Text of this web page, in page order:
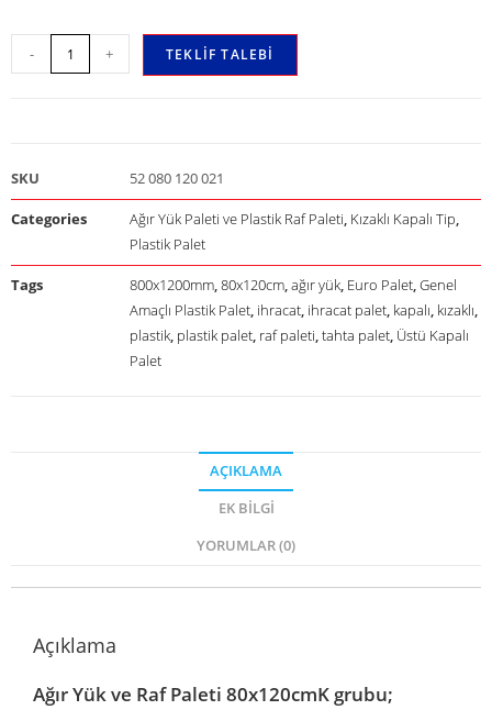
- + TEKLIF TALEBI
SKU 52 080 120 021
Categories Ağır Yük Paleti ve Plastik Raf Paleti, Kızaklı Kapalı Tip,
Plastik Palet
Tags 800x1200mm,80x120cm,ağır yük, Euro Palet,Genel
Amaçlı Plastik Palet, ihracat, ihracat palet, kapalı, kızaklı,
plastik, plastik palet, raf paleti,tahta palet, Üstü Kapalı
Palet
AÇIKLAMA
EK BILGI
YORUMLAR (0)
Açıklama
Ağır Yük ve Raf Paleti 80x120cmK grubu;